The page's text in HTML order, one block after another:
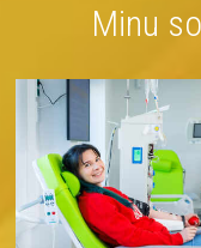
Minu